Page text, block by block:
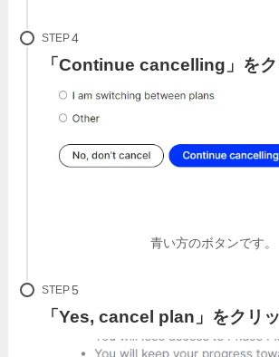
STEP
「Continue cancelling」をク
青い方のボタンです。
STEP
「Yes, cancel plan」をクリ